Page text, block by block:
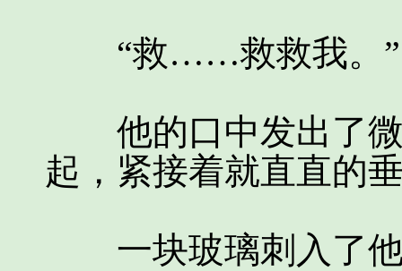
“救……救救我。”
他的口中发出了微
起，紧接着就直直的
一块玻璃刺入了他